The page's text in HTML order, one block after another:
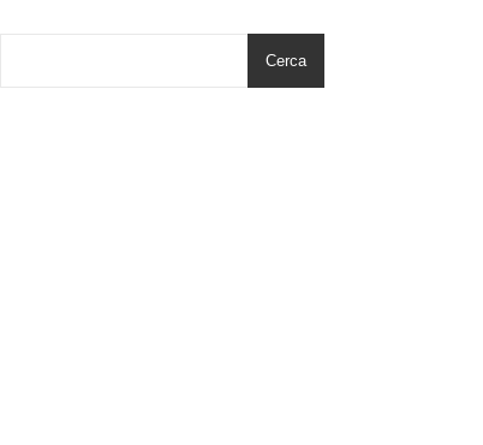
Cerca